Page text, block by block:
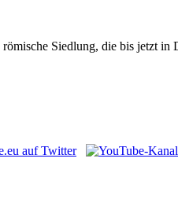
Siedlung, die bis jetzt